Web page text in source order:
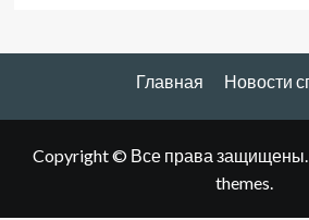
Главная Новости
Copyright © Все права защищены.
themes.